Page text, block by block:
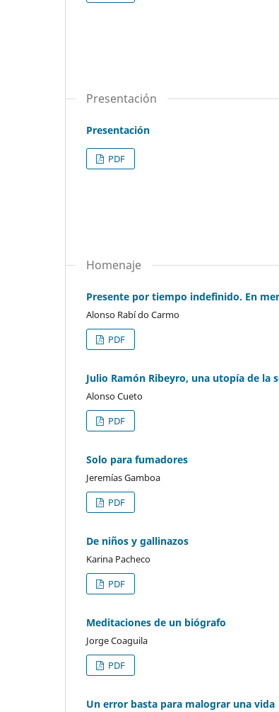
Presentación
Presentación
PDF
Homenaje
Presente por tiempo indefinido. En
Alonso Rabí do Carmo
PDF
Julio Ramón Ribeyro, una utopía de la
Alonso Cueto
PDF
Solo para fumadores
Jeremías Gamboa
PDF
De niños y gallinazos
Karina Pacheco
PDF
Meditaciones de un biógrafo
Jorge Coaguila
PDF
Un error basta para malograr una vida